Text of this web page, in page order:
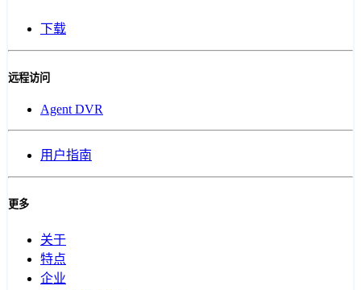
下载
远程访问
Agent DVR
用户指南
更多
关于
特点
企业